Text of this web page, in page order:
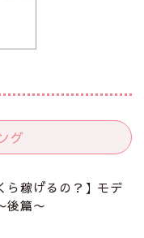
グ
ら稼げるの？】モデ
後篇〜